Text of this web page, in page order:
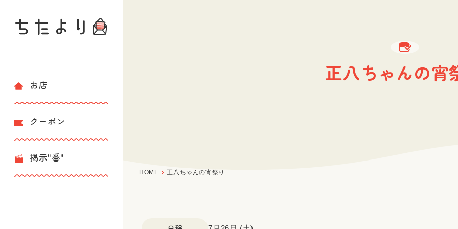
お店
クーポン
掲示"番"
正八ちゃんの宵
HOME 正八ちゃんの宵祭り